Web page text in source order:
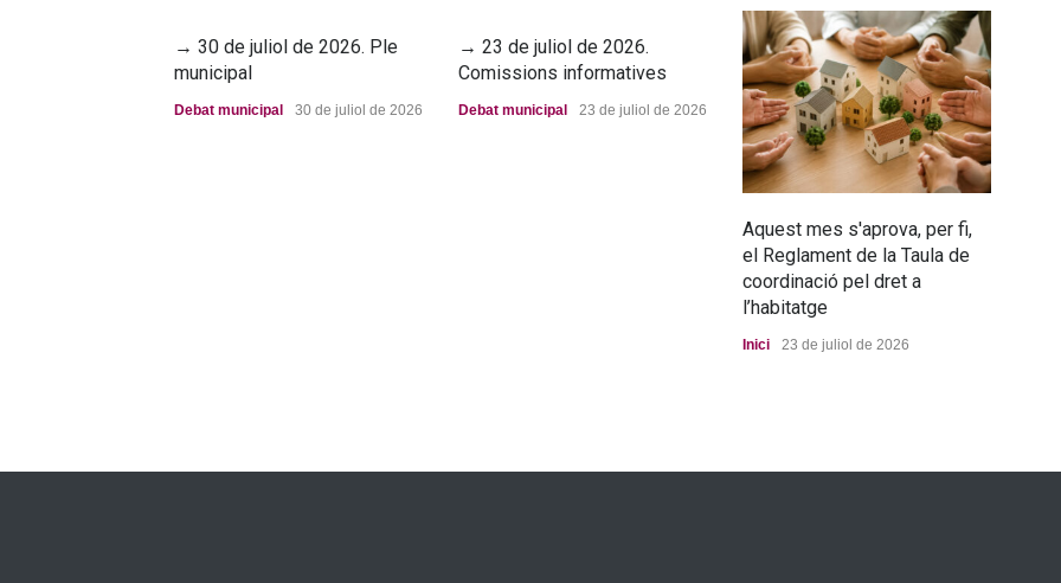
→ 30 de juliol de 2026. Ple
municipal
Debat municipal 30 de juliol de 2026
→ 23 de juliol de 2026.
Comissions informatives
Debat municipal 23 de juliol de 2026
Aquest mes s'aprova, per fi,
el Reglament de la Taula de
coordinació pel dret a
l’habitatge
Inici 23 de juliol de 2026